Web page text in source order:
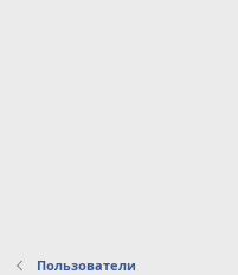
Пользователи